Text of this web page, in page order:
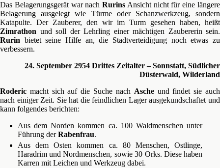
Das Belagerungsgerät war nachRurins Ansicht nicht für eine längere
Belagerung ausgelegt wie Türme oder Schanzwerkzeug, sondern
Katapulte. Der Zauberer, den wir im Turm gesehen haben, heißt
Zimrathon und soll der Lehrling einer mächtigen Zaubererin sein.
Rurin bietet seine Hilfe an, die Stadtverteidigung noch etwas zu
verbessern.
24. September 2954 Drittes Zeitalter – Sonnstatt, Südlicher
Düsterwald, Wilderland
Roderic macht sich auf die Suche nach Ascheund findet sie auch
nach einiger Zeit. Sie hat die feindlichen Lager ausgekundschaftet und
kann folgendes berichten:
Aus dem Norden kommen ca. 100 Waldmenschen unter
Führung derRabenfrau.
Aus dem Osten kommen ca. 80 Menschen, Ostlinge,
Haradrim und Nordmenschen, sowie 30 Orks. Diese haben
Karren mit Leichen und Werkzeug dabei.